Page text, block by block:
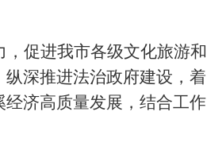
促进我市各级文化旅游和
深推进法治政府建设，着
济高质量发展，结合工作